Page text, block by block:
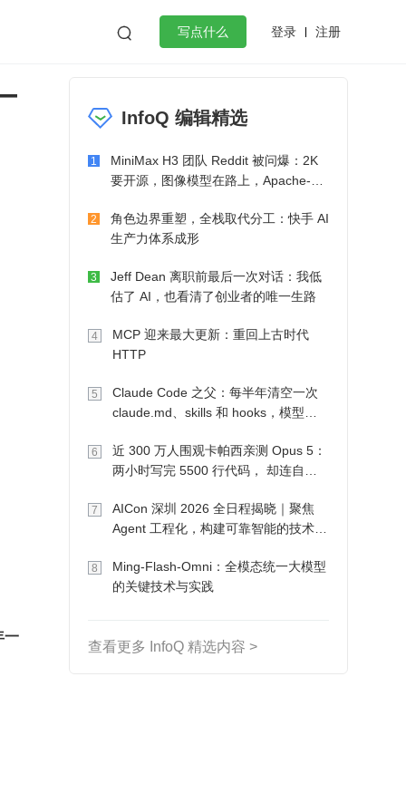
 写点什么 登录 注册
微服务架构 flutter
一
InfoQ 编辑精选
1
MiniMax H3 团队 Reddit 被问爆：2K
要开源，图像模型在路上，Apache-2.0
2
角色边界重塑，全栈取代分工：快手 AI
生产力体系成形
3
Jeff Dean 离职前最后一次对话：我低
估了 AI，也看清了创业者的唯一生路
4
MCP 迎来最大更新：重回上古时代
HTTP
5
Claude Code 之父：每半年清空一次
claude.md、skills 和 hooks，模型自
6
近 300 万人围观卡帕西亲测 Opus 5：
两小时写完 5500 行代码， 却连自己
7
AICon 深圳 2026 全日程揭晓｜聚焦
Agent 工程化，构建可靠智能的技术路
8
Ming-Flash-Omni：全模态统一大模型
的关键技术与实践
查看更多 InfoQ 精选内容 >